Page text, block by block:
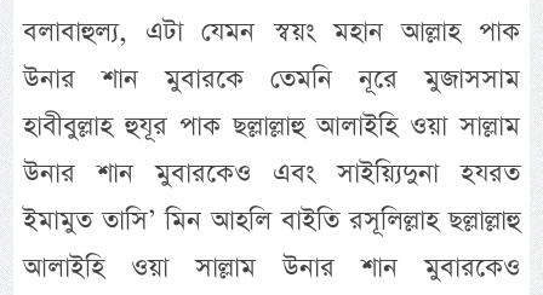
বলাবাহুল্য, এটা যেমন স্বয়ং মহান আল্লাহ পাক
উনার শান মুবারকে তেমনি নূরে মুজাসসাম
হাবীবুল্লাহ হুযূর পাক ছল্লাল্লাহু আলাইহি ওয়া সাল্লাম
উনার শান মুবারকেও এবং সাইয়্যিদুনা হযরত
ইমামুত তাসি’ মিন আহলি বাইতি রসূলিল্লাহ ছল্লাল্লাহু
আলাইহি ওয়া সাল্লাম উনার শান মুবারকেও